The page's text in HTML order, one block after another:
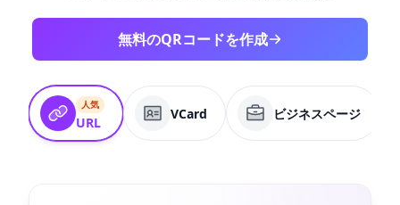
無料のQRコードを作成
人気
URL
VCard ビジネスページ